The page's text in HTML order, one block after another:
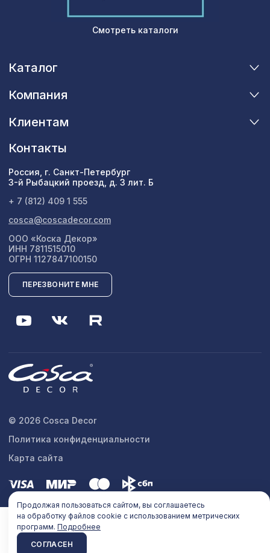
Смотреть каталоги
Каталог
Компания
Клиентам
Контакты
Россия, г. Санкт-Петербург
3-й Рыбацкий проезд, д. 3 лит. Б
+ 7 (812) 409 1 555
cosca@coscadecor.com
ООО «Коска Декор»
ИНН 7811515010
ОГРН 1127847100150
ПЕРЕЗВОНИТЕ МНЕ
© 2026 Cosca Decor
Политика конфиденциальности
Карта сайта
Продолжая пользоваться сайтом, вы соглашаетесь
на обработку файлов cookie с использованием метрических
программ. Подробнее
СОГЛАСЕН